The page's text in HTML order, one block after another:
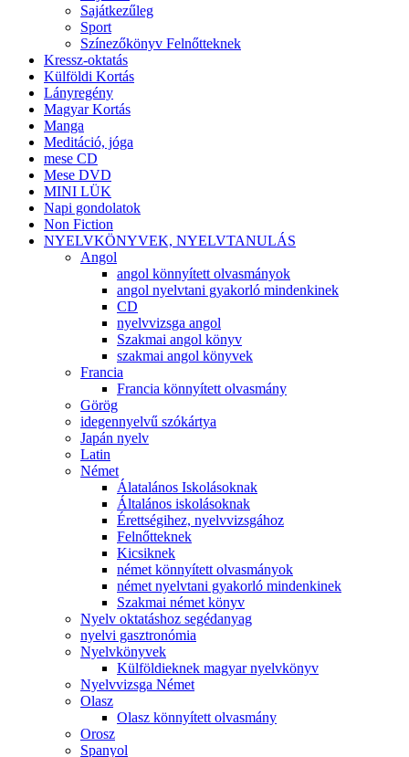
Sajátkezűleg
Sport
Színezőkönyv Felnőtteknek
Kressz-oktatás
Külföldi Kortás
Lányregény
Magyar Kortás
Manga
Meditáció, jóga
mese CD
Mese DVD
MINI LÜK
Napi gondolatok
Non Fiction
NYELVKÖNYVEK, NYELVTANULÁS
Angol
angol könnyített olvasmányok
angol nyelvtani gyakorló mindenkinek
CD
nyelvvizsga angol
Szakmai angol könyv
szakmai angol könyvek
Francia
Francia könnyített olvasmány
Görög
idegennyelvű szókártya
Japán nyelv
Latin
Német
Álatalános Iskolásoknak
Általános iskolásoknak
Érettségihez, nyelvvizsgához
Felnőtteknek
Kicsiknek
német könnyített olvasmányok
német nyelvtani gyakorló mindenkinek
Szakmai német könyv
Nyelv oktatáshoz segédanyag
nyelvi gasztronómia
Nyelvkönyvek
Külföldieknek magyar nyelvkönyv
Nyelvvizsga Német
Olasz
Olasz könnyített olvasmány
Orosz
Spanyol